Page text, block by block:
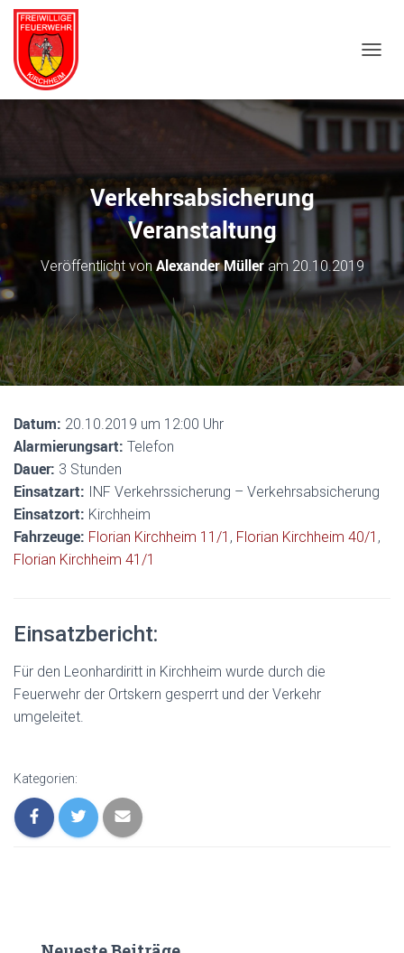
Verkehrsabsicherung
Veranstaltung
Veröffentlicht von Alexander Mülleram 20.10.2019
Datum: 20.10.2019 um 12:00 Uhr
Alarmierungsart: Telefon
Dauer: 3 Stunden
Einsatzart: INF Verkehrssicherung – Verkehrsabsicherung
Einsatzort: Kirchheim
Fahrzeuge: Florian Kirchheim 11/1 , Florian Kirchheim 40/1 ,
Florian Kirchheim 41/1
Einsatzbericht:
Für den Leonhardiritt in Kirchheim wurde durch die
Feuerwehr der Ortskern gesperrt und der Verkehr
umgeleitet.
Kategorien: